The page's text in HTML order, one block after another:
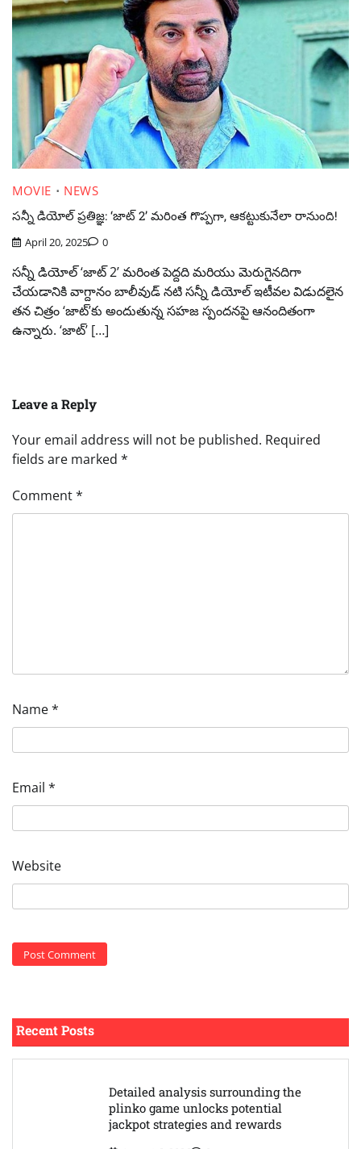
MOVIE
NEWS
సన్నీ డియోల్ ప్రతిజ్ఞ: ‘జాట్ 2’ మరింత గొప్పగా, ఆకట్టుకునేలా రానుంది!
April 20, 2025 0
సన్నీ డియోల్ ‘జాట్ 2’ మరింత పెద్దది మరియు మెరుగైనదిగా
చేయడానికి వాగ్దానం బాలీవుడ్ నటి సన్నీ డియోల్ ఇటీవల విడుదలైన
తన చిత్రం ‘జాట్’కు అందుతున్న సహజ స్పందనపై ఆనందితంగా
ఉన్నారు. ‘జాట్’ […]
Leave a Reply
Your email address will not be published. Required
fields are marked *
Comment*
Name*
Email *
Website
Recent Posts
Detailed analysis surrounding the
plinko game unlocks potential
jackpot strategies and rewards